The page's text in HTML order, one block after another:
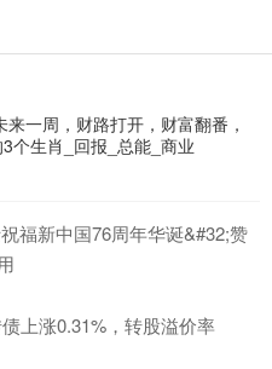
来一周，财路打开，财富翻番，
个生肖_回报_总能_商业
福新中国76周年华诞&#32;赞
上涨0.31%，转股溢价率